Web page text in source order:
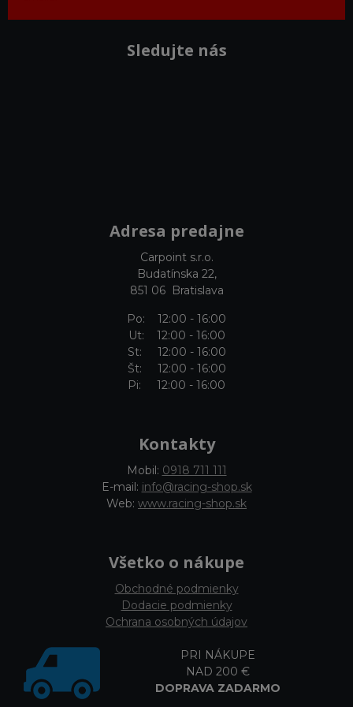
Sledujte nás
Adresa predajne
Carpoint s.r.o.
Budatínska 22,
851 06 Bratislava
Po: 12:00 - 16:00
Ut: 12:00 - 16:00
St: 12:00 - 16:00
Št: 12:00 - 16:00
Pi: 12:00 - 16:00
Kontakty
Mobil: 0918 711 111
E-mail: info@racing-shop.sk
Web: www.racing-shop.sk
Všetko o nákupe
Obchodné podmienky
Dodacie podmienky
Ochrana osobných údajov
PRI NÁKUPE
NAD 200 €
DOPRAVA ZADARMO